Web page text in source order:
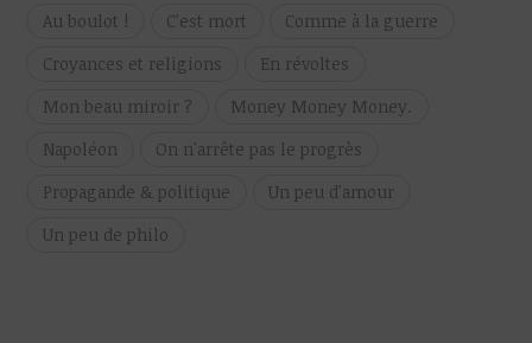
Au boulot ! C'est mort
Comme à la guerre
Croyances et religions
En révoltes
Mon beau miroir ?
Money Money Money.
Napoléon
On n'arrête pas le progrès
Propagande & politique
Un peu d'amour
Un peu de philo